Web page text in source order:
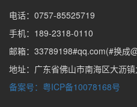
电话：0757-85525719
手机：189-2318-0110
邮箱：33789198#qq.com(#换成
地址：广东省佛山市南海区大沥
备案号：粤ICP备10078168号